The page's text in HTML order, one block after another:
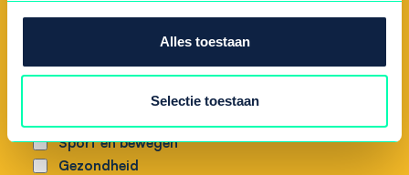
Alles toestaan
Selectie toestaan
Zijn er onderwerpen in de nieuwsbrief waar u
extra geïnteresseerd in bent?
Voeding
Sport en bewegen
Gezondheid